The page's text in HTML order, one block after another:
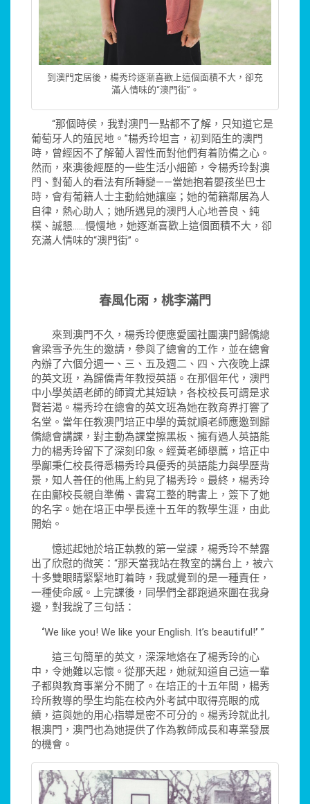
到澳門定居後，楊秀玲逐漸喜歡上這個面積不大，卻充
滿人情味的“澳門街”。
“那個時侯，我對澳門一點都不了解，只知道它是
葡萄牙人的殖民地。”楊秀玲坦言，初到陌生的澳門
時，曾經因不了解葡人習性而對他們有着防備之心。
然而，來澳後經歷的一些生活小細節，令楊秀玲對澳
門、對葡人的看法有所轉變——當她抱着嬰孩坐巴士
時，會有葡籍人士主動給她讓座；她的葡籍鄰居為人
自律，熱心助人；她所遇見的澳門人心地善良、純
樸、誠懇……慢慢地，她逐漸喜歡上這個面積不大，卻
充滿人情味的“澳門街”。
春風化雨，桃李滿門
來到澳門不久，楊秀玲便應愛國社團澳門歸僑總
會梁雪予先生的邀請，參與了總會的工作，並在總會
內辦了六個分週一、三、五及週二、四、六夜晚上課
的英文班，為歸僑青年教授英語。在那個年代，澳門
中小學英語老師的師資尤其短缺，各校校長可謂是求
賢若渴。楊秀玲在總會的英文班為她在教育界打響了
名堂。當年任教澳門培正中學的黃就順老師應邀到歸
僑總會講課，對主動為課堂擦黑板、擁有過人英語能
力的楊秀玲留下了深刻印象。經黃老師舉薦，培正中
學鄺秉仁校長得悉楊秀玲具優秀的英語能力與學歷背
景，知人善任的他馬上約見了楊秀玲。最終，楊秀玲
在由鄺校長親自準備、書寫工整的聘書上，簽下了她
的名字。她在培正中學長達十五年的教學生涯，由此
開始。
憶述起她於培正執教的第一堂課，楊秀玲不禁露
出了欣慰的微笑：“那天當我站在教室的講台上，被六
十多雙眼睛緊緊地盯着時，我感覺到的是一種責任，
一種使命感。上完課後，同學們全都跑過來圍在我身
邊，對我說了三句話：
‘We like you! We like your English. It’s beautiful!’ ”
這三句簡單的英文，深深地烙在了楊秀玲的心
中，令她難以忘懷。從那天起，她就知道自己這一輩
子都與教育事業分不開了。在培正的十五年間，楊秀
玲所教導的學生均能在校內外考試中取得亮眼的成
績，這與她的用心指導是密不可分的。楊秀玲就此扎
根澳門，澳門也為她提供了作為教師成長和專業發展
的機會。